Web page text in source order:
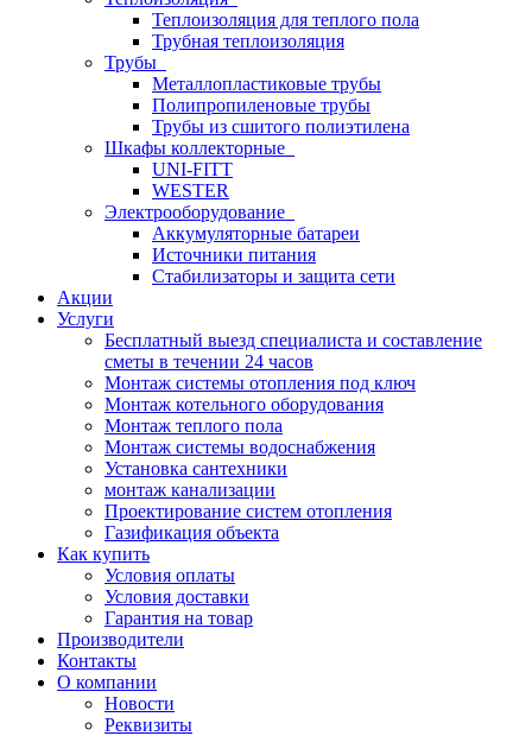
Теплоизоляция для теплого пола
Трубная теплоизоляция
Трубы
Металлопластиковые трубы
Полипропиленовые трубы
Трубы из сшитого полиэтилена
Шкафы коллекторные
UNI-FITT
WESTER
Электрооборудование
Аккумуляторные батареи
Источники питания
Стабилизаторы и защита сети
Акции
Услуги
Бесплатный выезд специалиста и составление
сметы в течении 24 часов
Монтаж системы отопления под ключ
Монтаж котельного оборудования
Монтаж теплого пола
Монтаж системы водоснабжения
Установка сантехники
монтаж канализации
Проектирование систем отопления
Газификация объекта
Как купить
Условия оплаты
Условия доставки
Гарантия на товар
Производители
Контакты
О компании
Новости
Реквизиты